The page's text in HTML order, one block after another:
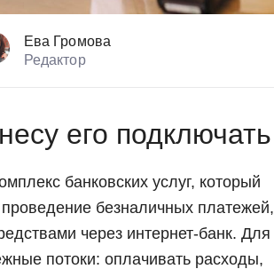
Ева Громова
Редактор
его подключать
банковских услуг, который
безналичных платежей,
через интернет-банк. Для
потоки: оплачивать расходы,